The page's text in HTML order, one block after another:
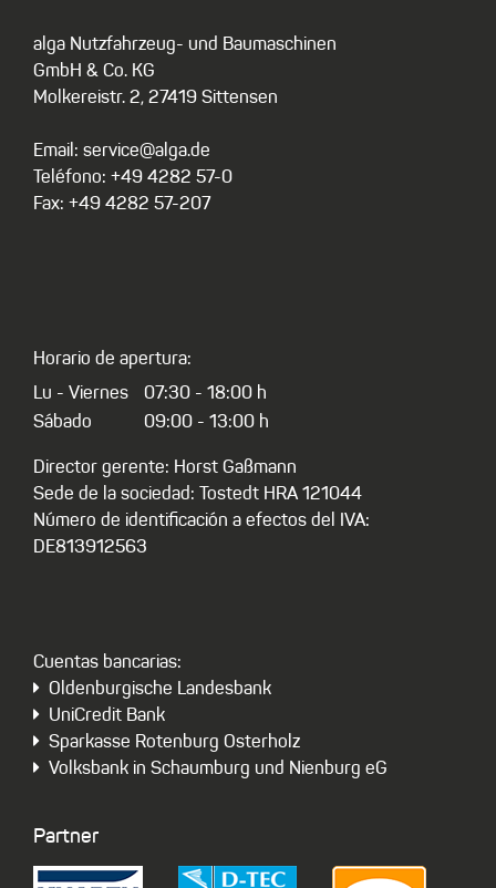
alga Nutzfahrzeug- und Baumaschinen
GmbH & Co. KG
Molkereistr. 2, 27419 Sittensen
Email: service@alga.de
Teléfono: +49 4282 57-0
Fax: +49 4282 57-207
Horario de apertura:
Lu - Viernes
Sábado
07:30 - 18:00 h
09:00 - 13:00 h
Director gerente: Horst Gaßmann
Sede de la sociedad: Tostedt HRA 121044
Número de identificación a efectos del IVA:
DE813912563
Cuentas bancarias:
Oldenburgische Landesbank
UniCredit Bank
Sparkasse Rotenburg Osterholz
Volksbank in Schaumburg und Nienburg eG
Partner